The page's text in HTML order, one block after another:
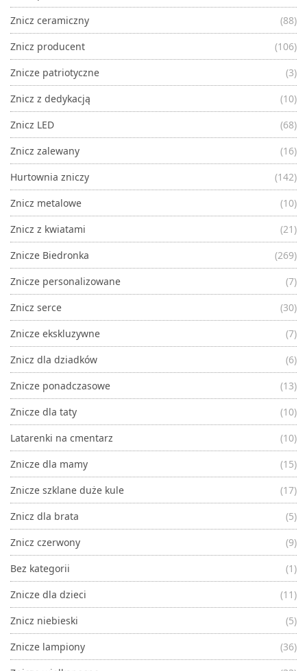
Znicz ceramiczny
(88)
Znicz producent
(106)
Znicze patriotyczne
(3)
Znicz z dedykacją
(10)
Znicz LED
(68)
Znicz zalewany
(16)
Hurtownia zniczy
(142)
Znicz metalowe
(10)
Znicz z kwiatami
(21)
Znicze Biedronka
(269)
Znicze personalizowane
(7)
Znicz serce
(30)
Znicze ekskluzywne
(7)
Znicz dla dziadków
(6)
Znicze ponadczasowe
(13)
Znicze dla taty
(10)
Latarenki na cmentarz
(10)
Znicze dla mamy
(15)
Znicze szklane duże kule
(17)
Znicz dla brata
(5)
Znicz czerwony
(9)
Bez kategorii
(1)
Znicze dla dzieci
(11)
Znicz niebieski
(5)
Znicze lampiony
(36)